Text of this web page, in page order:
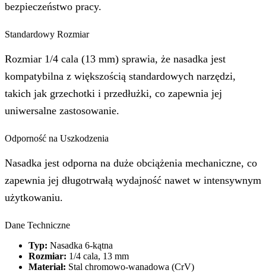
bezpieczeństwo pracy.
Standardowy Rozmiar
Rozmiar 1/4 cala (13 mm) sprawia, że nasadka jest
kompatybilna z większością standardowych narzędzi,
takich jak grzechotki i przedłużki, co zapewnia jej
uniwersalne zastosowanie.
Odporność na Uszkodzenia
Nasadka jest odporna na duże obciążenia mechaniczne, co
zapewnia jej długotrwałą wydajność nawet w intensywnym
użytkowaniu.
Dane Techniczne
Typ: Nasadka 6-kątna
Rozmiar: 1/4 cala, 13 mm
Materiał: Stal chromowo-wanadowa (CrV)